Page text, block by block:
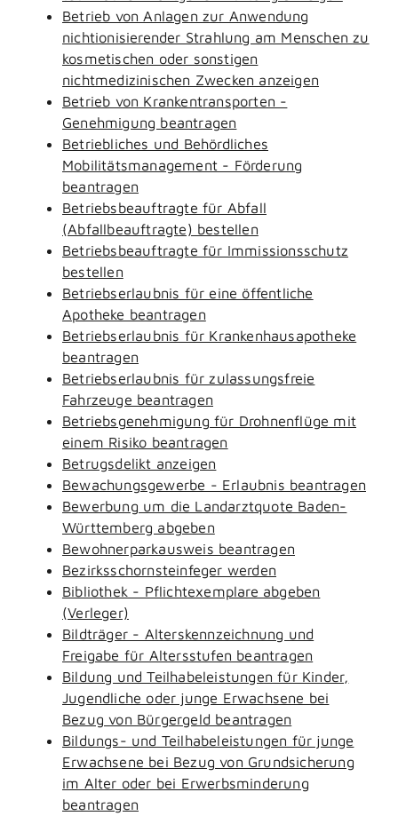
Betrieb von Anlagen zur Anwendung
nichtionisierender Strahlung am Menschen zu
kosmetischen oder sonstigen
nichtmedizinischen Zwecken anzeigen
Betrieb von Krankentransporten -
Genehmigung beantragen
Betriebliches und Behördliches
Mobilitätsmanagement - Förderung
beantragen
Betriebsbeauftragte für Abfall
(Abfallbeauftragte) bestellen
Betriebsbeauftragte für Immissionsschutz
bestellen
Betriebserlaubnis für eine öffentliche
Apotheke beantragen
Betriebserlaubnis für Krankenhausapotheke
beantragen
Betriebserlaubnis für zulassungsfreie
Fahrzeuge beantragen
Betriebsgenehmigung für Drohnenflüge mit
einem Risiko beantragen
Betrugsdelikt anzeigen
Bewachungsgewerbe - Erlaubnis beantragen
Bewerbung um die Landarztquote Baden-
Württemberg abgeben
Bewohnerparkausweis beantragen
Bezirksschornsteinfeger werden
Bibliothek - Pflichtexemplare abgeben
(Verleger)
Bildträger - Alterskennzeichnung und
Freigabe für Altersstufen beantragen
Bildung und Teilhabeleistungen für Kinder,
Jugendliche oder junge Erwachsene bei
Bezug von Bürgergeld beantragen
Bildungs- und Teilhabeleistungen für junge
Erwachsene bei Bezug von Grundsicherung
im Alter oder bei Erwerbsminderung
beantragen